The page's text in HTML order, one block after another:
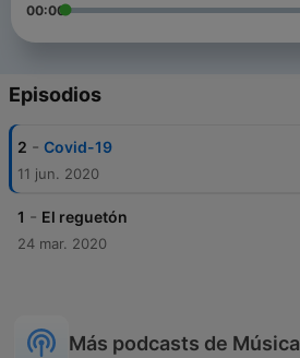
00:00
Episodios
2 - Covid-19
11 jun. 2020
1 - El reguetón
24 mar. 2020
Más podcasts de Música